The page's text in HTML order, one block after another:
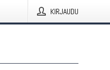
KIRJAUDU